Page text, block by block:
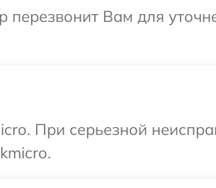
перезвонит Вам для
При серьезной